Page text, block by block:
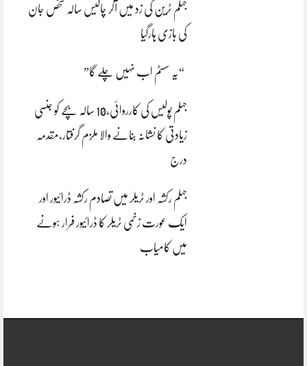
جہلم ٹرین کی زد میں آکر چالیس سالہ شخص جان
کی بازی ہارگیا
“یہ سسٹم اب نہیں چلے گا”
جہلم پولیس کی کارروائی،10 سالہ بچے کو جنسی
زیادتی کا نشانہ بنانے والا ملزم گرفتار،مقدمہ
درج
جہلم رکشہ اور ٹریلر میں تصادم رکشہ ڈرائیور اور
ایک عورت زخمی ٹریلر کا ڈرائیور فرار ہونے
میں کامیاب